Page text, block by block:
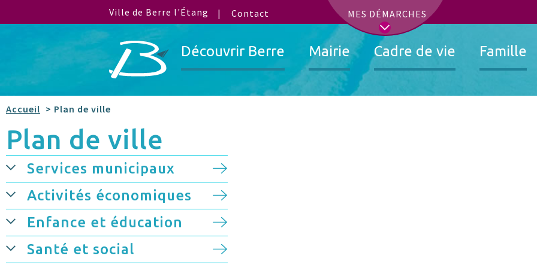
Ville de Berre l'Étang MES DÉMARCHES
Contact
Découvrir Berre Mairie Cadre de vie Famille
Accueil > Plan de ville
Plan de ville
Services municipaux
Activités économiques
Enfance et éducation
Santé et social